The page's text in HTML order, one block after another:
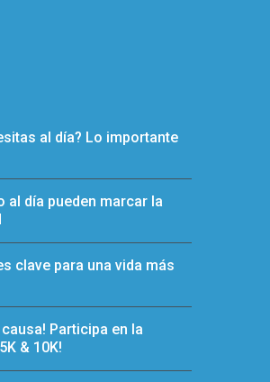
al día? Lo importante
al día pueden marcar la
clave para una vida más
Participa en la
& 10K!